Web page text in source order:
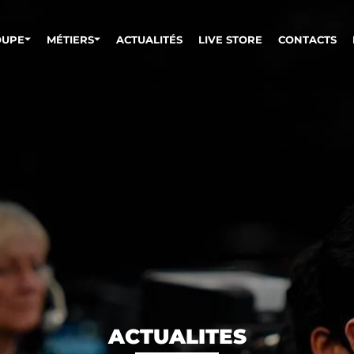
MÉTIERS ACTUALITÉS LIVE STORE CONTACTS
ACTUALITES